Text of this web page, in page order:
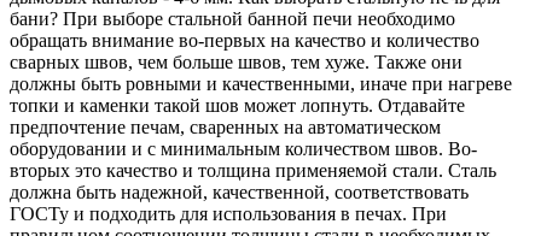
бани? При выборе стальной банной печи необходимо
обращать внимание во-первых на качество и количество
сварных швов, чем больше швов, тем хуже. Также они
должны быть ровными и качественными, иначе при нагреве
топки и каменки такой шов может лопнуть. Отдавайте
предпочтение печам, сваренных на автоматическом
оборудовании и с минимальным количеством швов. Во-
вторых это качество и толщина применяемой стали. Сталь
должна быть надежной, качественной, соответствовать
ГОСТу и подходить для использования в печах. При